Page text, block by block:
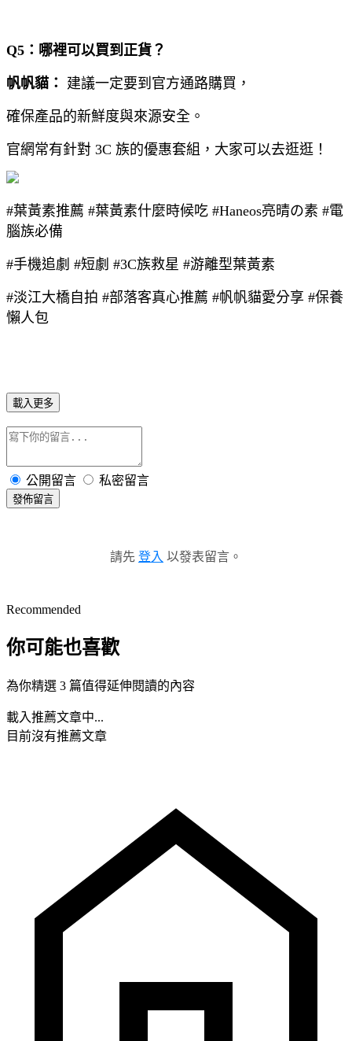
Q5：哪裡可以買到正貨？
帆帆貓： 建議一定要到官方通路購買，
確保產品的新鮮度與來源安全。
官網常有針對 3C 族的優惠套組，大家可以去逛逛！
#葉黃素推薦 #葉黃素什麼時候吃 #Haneos亮晴の素 #電
腦族必備
#手機追劇 #短劇 #3C族救星 #游離型葉黃素
#淡江大橋自拍 #部落客真心推薦 #帆帆貓愛分享 #保養
懶人包
載入更多
公開留言 私密留言
發佈留言
請先 登入 以發表留言。
Recommended
你可能也喜歡
為你精選 3 篇值得延伸閱讀的內容
載入推薦文章中...
目前沒有推薦文章